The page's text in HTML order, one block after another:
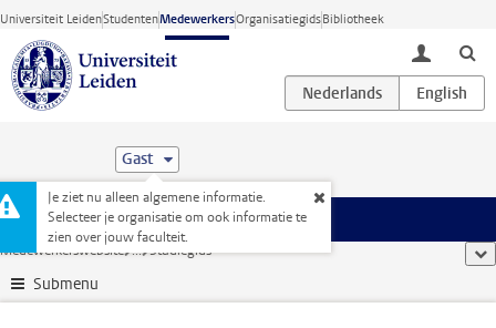
Ga direct naar de inhoud
Universiteit LeidenStudentenMedewerkersOrganisatiegidsBibliotheek
toggle
Gast
Je ziet nu alleen algemene informatie.
Selecteer je organisatie om ook informatie te
zien over jouw faculteit.
Menu
Medewerkerswebsite ... Studiegids
Submenu